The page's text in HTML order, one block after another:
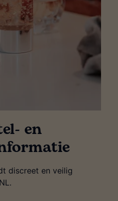
en
discreet en veilig